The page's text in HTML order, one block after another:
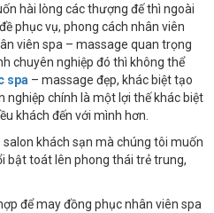
hài lòng các thượng đế thì ngoài
phục vụ, phong cách nhân viên
viên spa – massage quan trọng
chuyên nghiệp đó thì không thể
spa – massage đẹp, khác biệt tạo
nghiệp chính là một lợi thế khác biệt
khách đến với mình hơn.
khách sạn mà chúng tôi muốn
bật toát lên phong thái trẻ trung,
để may đồng phục nhân viên spa